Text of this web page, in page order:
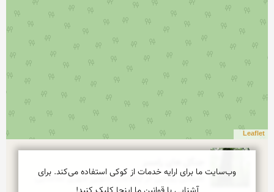
Leaflet
طبیعتی رؤیایی در ارتفاعات جنوبی شهری تماشایی
وب‌سایت ما برای ارایه خدمات از کوکی استفاده می‌کند. برای